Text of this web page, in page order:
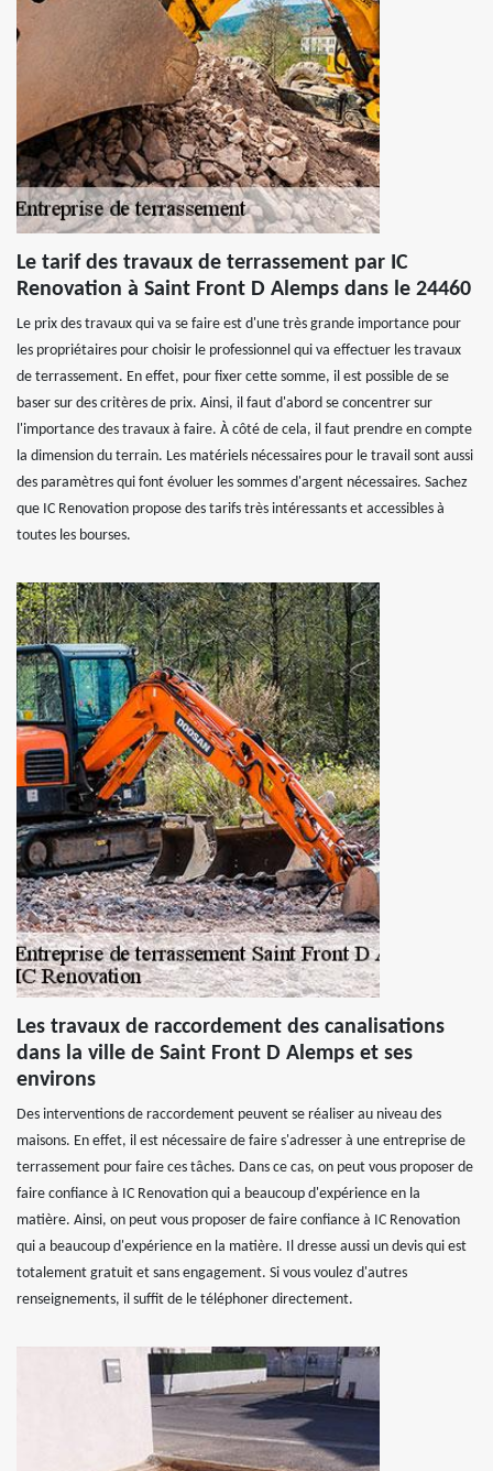
Le tarif des travaux de terrassement par IC
Renovation à Saint Front D Alemps dans le 24460
Le prix des travaux qui va se faire est d'une très grande importance pour
les propriétaires pour choisir le professionnel qui va effectuer les travaux
de terrassement. En effet, pour fixer cette somme, il est possible de se
baser sur des critères de prix. Ainsi, il faut d'abord se concentrer sur
l'importance des travaux à faire. À côté de cela, il faut prendre en compte
la dimension du terrain. Les matériels nécessaires pour le travail sont aussi
des paramètres qui font évoluer les sommes d'argent nécessaires. Sachez
que IC Renovation propose des tarifs très intéressants et accessibles à
toutes les bourses.
Les travaux de raccordement des canalisations
dans la ville de Saint Front D Alemps et ses
environs
Des interventions de raccordement peuvent se réaliser au niveau des
maisons. En effet, il est nécessaire de faire s'adresser à une entreprise de
terrassement pour faire ces tâches. Dans ce cas, on peut vous proposer de
faire confiance à IC Renovation qui a beaucoup d'expérience en la
matière. Ainsi, on peut vous proposer de faire confiance à IC Renovation
qui a beaucoup d'expérience en la matière. Il dresse aussi un devis qui est
totalement gratuit et sans engagement. Si vous voulez d'autres
renseignements, il suffit de le téléphoner directement.